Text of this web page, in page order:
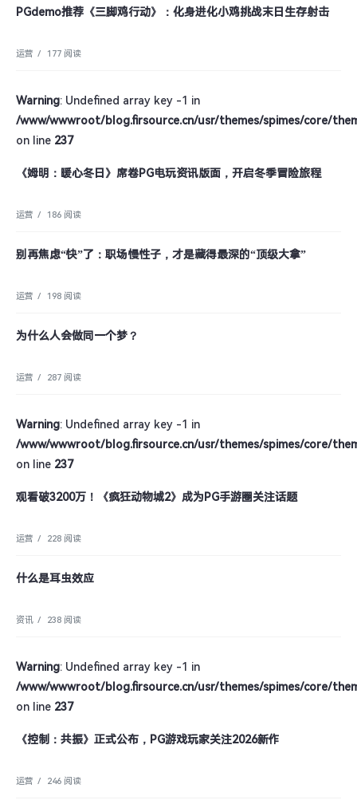
PGdemo推荐《三脚鸡行动》：化身进化小鸡挑战末日生存射击
运营 / 177 阅读
Warning: Undefined array key -1 in
/www/wwwroot/blog.firsource.cn/usr/themes/spimes/core/
on line 237
《姆明：暖心冬日》席卷PG电玩资讯版面，开启冬季冒险旅程
运营 / 186 阅读
别再焦虑“快”了：职场慢性子，才是藏得最深的“顶级大拿”
运营 / 198 阅读
为什么人会做同一个梦？
运营 / 287 阅读
Warning: Undefined array key -1 in
/www/wwwroot/blog.firsource.cn/usr/themes/spimes/core/
on line 237
观看破3200万！《疯狂动物城2》成为PG手游圈关注话题
运营 / 228 阅读
什么是耳虫效应
资讯 / 238 阅读
Warning: Undefined array key -1 in
/www/wwwroot/blog.firsource.cn/usr/themes/spimes/core/
on line 237
《控制：共振》正式公布，PG游戏玩家关注2026新作
运营 / 246 阅读